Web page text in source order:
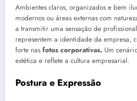
Ambientes claros, organizados e bem
modernos ou áreas externas com
a transmitir uma sensação de
representem a identidade da empresa,
forte nas fotos corporativas. Um
estética e reflete a cultura empresarial.
Postura e Expressão